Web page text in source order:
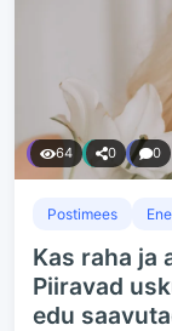
64 0 0
Postimees
Kas raha ja
Piiravad
edu